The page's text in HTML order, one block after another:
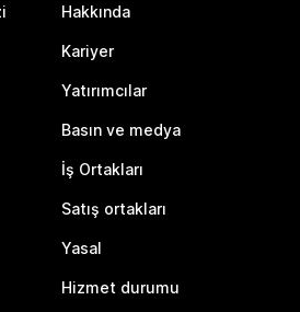
Hakkında
Kariyer
Yatırımcılar
Basın ve medya
İş Ortakları
Satış ortakları
Yasal
Hizmet durumu